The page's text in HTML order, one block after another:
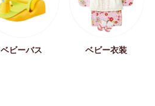
ベビーバス ベビー衣装